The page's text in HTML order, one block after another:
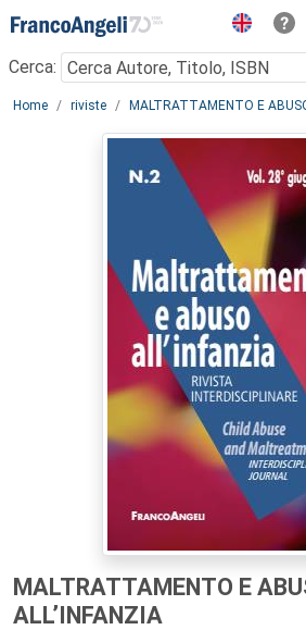
Menu
Cerca:
Main content
Home riviste MALTRATTAMENTO E
MALTRATTAMENTO E
ALL’INFANZIA